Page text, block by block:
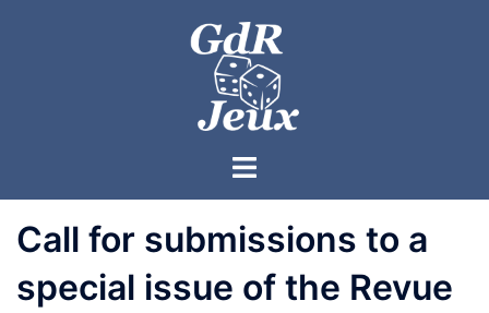
Call for submissions to a
special issue of the Revue